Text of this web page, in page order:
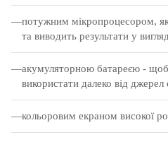
потужним мікропроцесором,
та виводить результати у
акумуляторною батареєю -
використати далеко від
кольоровим екраном високої